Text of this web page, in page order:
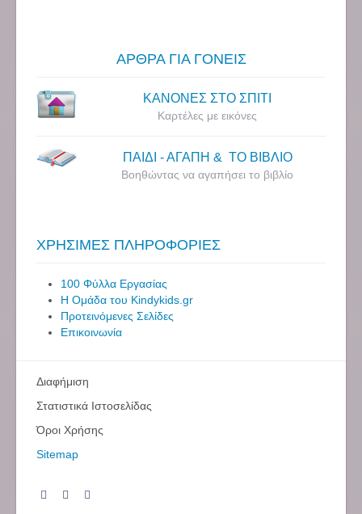
ΑΡΘΡΑ ΓΙΑ ΓΟΝΕΙΣ
ΚΑΝΟΝΕΣ ΣΤΟ ΣΠΙΤΙ
Καρτέλες με εικόνες
ΠΑΙΔΙ - ΑΓΑΠΗ & ΤΟ ΒΙΒΛΙΟ
Βοηθώντας να αγαπήσει το βιβλίο
ΧΡΗΣΙΜΕΣ ΠΛΗΡΟΦΟΡΙΕΣ
100 Φύλλα Εργασίας
Η Ομάδα του Kindykids.gr
Προτεινόμενες Σελίδες
Επικοινωνία
Διαφήμιση
Στατιστικά Ιστοσελίδας
Όροι Χρήσης
Sitemap